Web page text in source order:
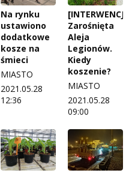
Na rynku
ustawiono
dodatkowe
kosze na
śmieci
MIASTO
2021.05.28
12:36
Zarośnięta
Aleja
Legionów.
Kiedy
koszenie?
MIASTO
2021.05.28
09:00